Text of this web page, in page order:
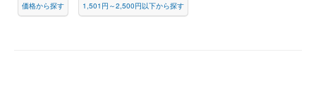
価格から探す 1,501円～2,500円以下から探す